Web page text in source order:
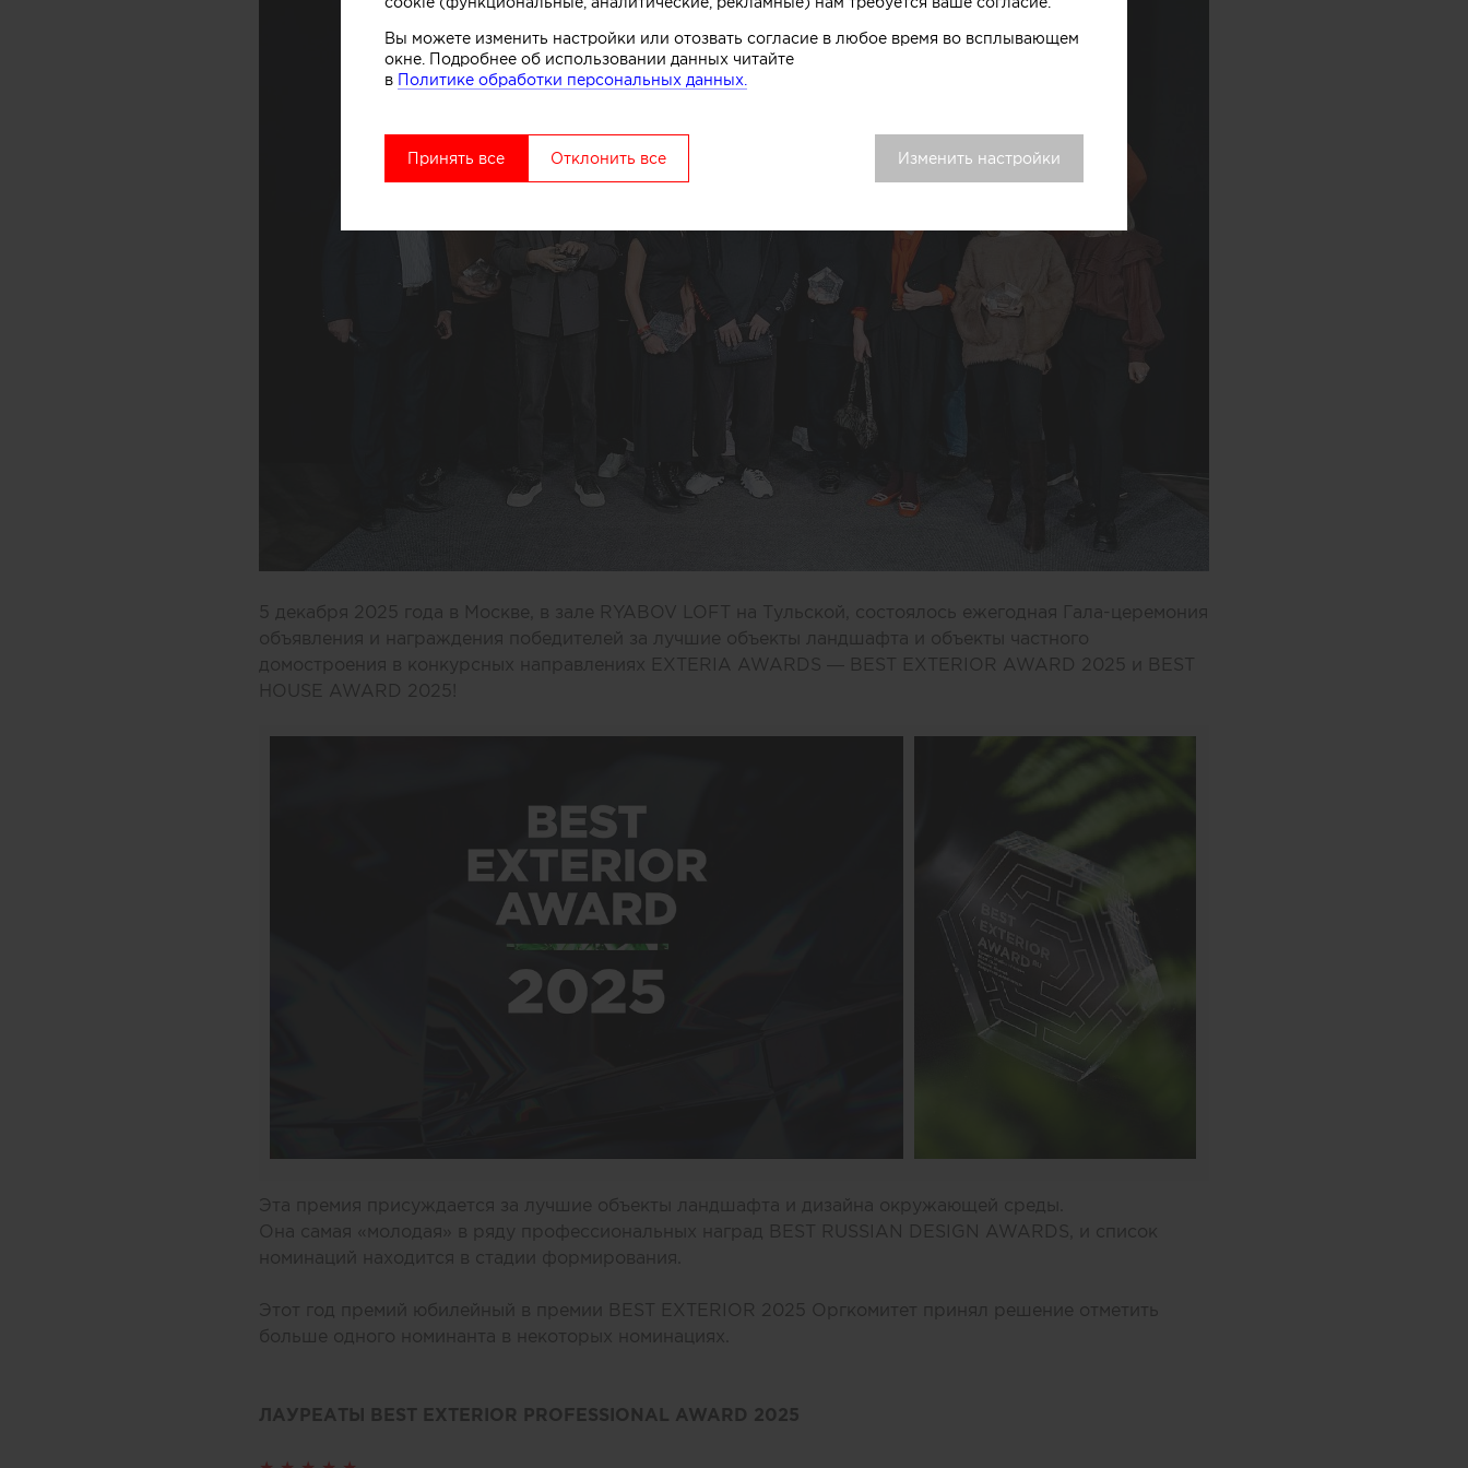
5 декабря 2025 года в Москве, в зале RYABOV LOFT на Тульской, состоялось ежегодная Гала-церемония
объявления и награждения победителей за лучшие объекты ландшафта и объекты частного
домостроения в конкурсных направлениях EXTERIA AWARDS — BEST EXTERIOR AWARD 2025 и BEST
HOUSE AWARD 2025!
Эта премия присуждается за лучшие объекты ландшафта и дизайна окружающей среды.
Она самая «молодая» в ряду профессиональных наград BEST RUSSIAN DESIGN AWARDS, и список
номинаций находится в стадии формирования.
Этот год премий юбилейный в премии BEST EXTERIOR 2025 Оргкомитет принял решение отметить
больше одного номинанта в некоторых номинациях.
ЛАУРЕАТЫ BEST EXTERIOR PROFESSIONAL AWARD 2025
Вы можете изменить настройки или отозвать согласие в любое время во всплывающем
окне. Подробнее об использовании данных читайте
в Политике обработки персональных данных.
Принять все Отклонить все Изменить настройки